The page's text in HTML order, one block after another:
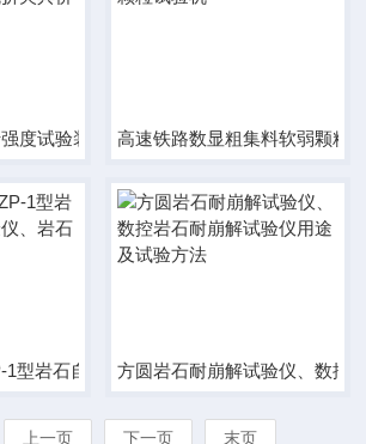
度试验装置、路缘石抗折夹具价格
高速铁路数显粗集料软弱颗粒
1型岩石自由膨胀率试验仪、岩石由膨胀率
方圆岩石耐崩解试验仪、数控
上一页 下一页 末页